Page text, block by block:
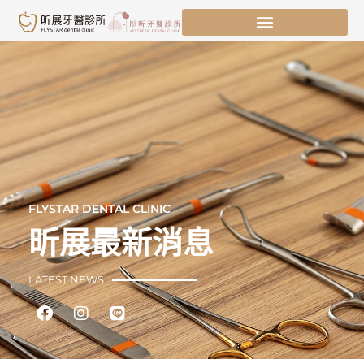
主
容
FLYSTAR DENTAL CLINIC
昕展最新消息
LATEST NEWS
FacebookInstagram
Line